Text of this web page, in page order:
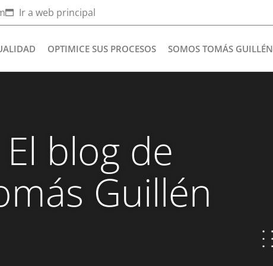
Ir a web principal
OPTIMICE SUS PROCESOS SOMOS TOMÁS GUILLÉN
El blog de
Guillén